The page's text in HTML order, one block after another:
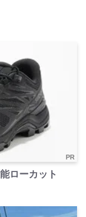
PR
ローカット